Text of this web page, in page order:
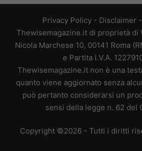
Privacy Policy- Disclaimer -
Thewisemagazine.it di proprietà di
Nicola Marchese 10, 00141 Roma
e Partita I.V.A.
Thewisemagazine.it non è una
quanto viene aggiornato senza
può pertanto considerarsi un
sensi della legge n. 62 del
Copyright ©2026 - Tutti i diritti